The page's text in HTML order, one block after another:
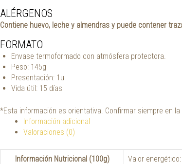
ALÉRGENOS
Contiene huevo, leche y almendras y puede contener
FORMATO
Envase termoformado con atmósfera protectora.
Peso: 145g
Presentación: 1u
Vida útil: 15 días
*Esta información es orientativa. Confirmar siempre en la
Información adicional
Valoraciones (0)
Información Nutricional (100g)
Valor